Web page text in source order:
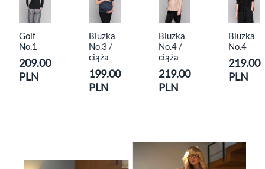
Golf
No.1
209.00
PLN
Bluzka
No.3 /
ciąża
199.00
PLN
Bluzka
No.4 /
ciąża
219.00
PLN
Bluzka
No.4
219.00
PLN